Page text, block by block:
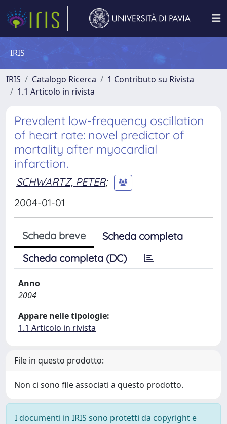
IRIS
IRIS Catalogo Ricerca
1 Contributo su Rivista
1.1 Articolo in rivista
Prevalent low-frequency oscillation
of heart rate: novel predictor of
mortality after myocardial
infarction.
SCHWARTZ, PETER;
2004-01-01
Scheda breve
Scheda completa
Scheda completa (DC)
Anno
2004
Appare nelle tipologie:
1.1 Articolo in rivista
File in questo prodotto:
Non ci sono file associati a questo prodotto.
I documenti in IRIS sono protetti da copyright e